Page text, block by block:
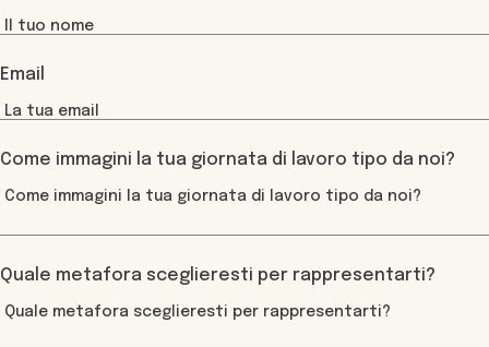
Email
Come immagini la tua giornata di lavoro tipo da noi?
Quale metafora sceglieresti per rappresentarti?